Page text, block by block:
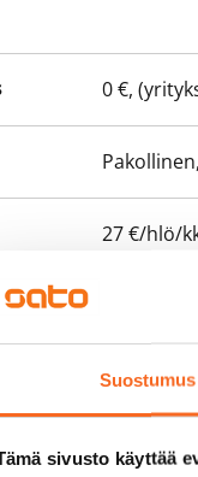
Suostumus
sivusto käyttää
0 €,
27 €/hlö/
Vuokraan
hankkia